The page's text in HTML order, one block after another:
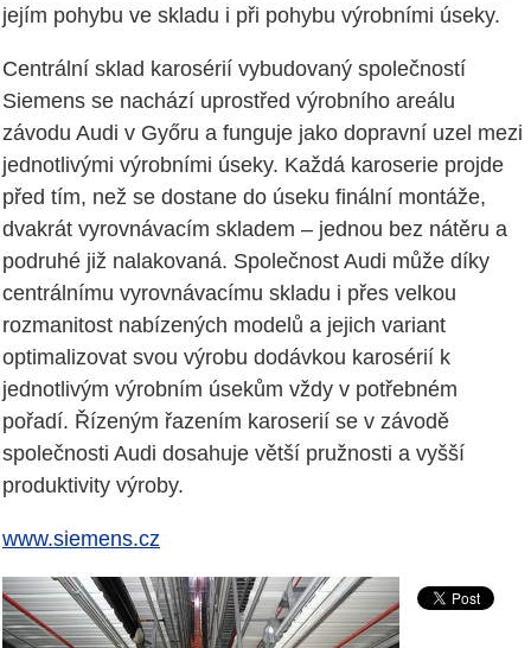
jejím pohybu ve skladu i při pohybu výrobními úseky.
Centrální sklad karosérií vybudovaný společností
Siemens se nachází uprostřed výrobního areálu
závodu Audi v Győru a funguje jako dopravní uzel mezi
jednotlivými výrobními úseky. Každá karoserie projde
před tím, než se dostane do úseku finální montáže,
dvakrát vyrovnávacím skladem – jednou bez nátěru a
podruhé již nalakovaná. Společnost Audi může díky
centrálnímu vyrovnávacímu skladu i přes velkou
rozmanitost nabízených modelů a jejich variant
optimalizovat svou výrobu dodávkou karosérií k
jednotlivým výrobním úsekům vždy v potřebném
pořadí. Řízeným řazením karoserií se v závodě
společnosti Audi dosahuje větší pružnosti a vyšší
produktivity výroby.
www.siemens.cz